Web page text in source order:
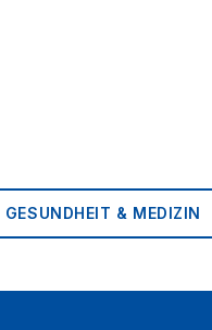
GESUNDHEIT & MEDIZIN